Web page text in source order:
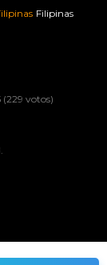
Filipinas
(229 votos)